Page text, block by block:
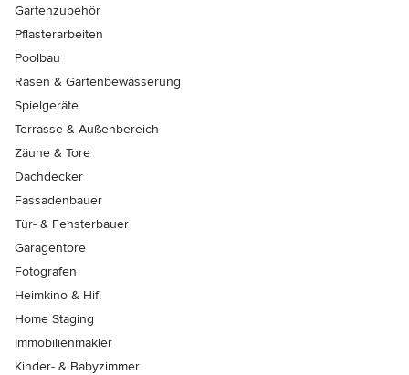
Gartenzubehör
Pflasterarbeiten
Poolbau
Rasen & Gartenbewässerung
Spielgeräte
Terrasse & Außenbereich
Zäune & Tore
Dachdecker
Fassadenbauer
Tür- & Fensterbauer
Garagentore
Fotografen
Heimkino & Hifi
Home Staging
Immobilienmakler
Kinder- & Babyzimmer